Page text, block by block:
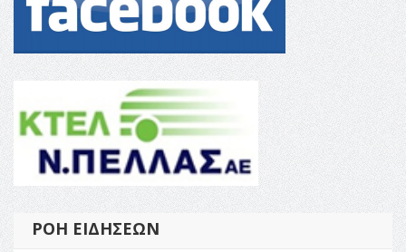
ΡΟΉ ΕΙΔΉΣΕΩΝ